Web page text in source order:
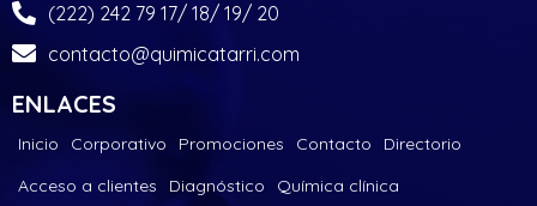
(222) 242 79 17/ 18/ 19/ 20
contacto@quimicatarri.com
ENLACES
Inicio Corporativo Promociones Contacto
Directorio
Acceso a clientes
Diagnóstico
Química clínica